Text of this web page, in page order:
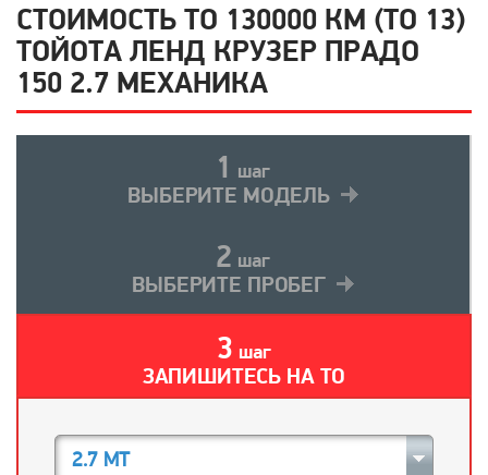
СТОИМОСТЬ ТО 130000 КМ (ТО 13)
ТОЙОТА ЛЕНД КРУЗЕР ПРАДО
150 2.7 МЕХАНИКА
1 шаг
ВЫБЕРИТЕ МОДЕЛЬ
2 шаг
ВЫБЕРИТЕ ПРОБЕГ
3 шаг
ЗАПИШИТЕСЬ НА ТО
2.7 MT